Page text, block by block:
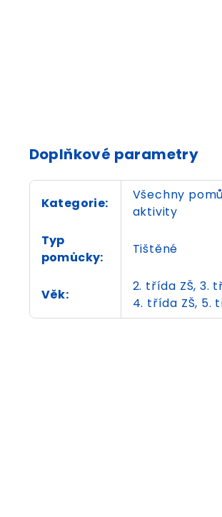
Doplňkové parametry
Kategorie:
Všechny
aktivity
Typ
pomůcky:
Tištěné
Věk:
2. třída ZŠ, 3.
4. třída ZŠ, 5.